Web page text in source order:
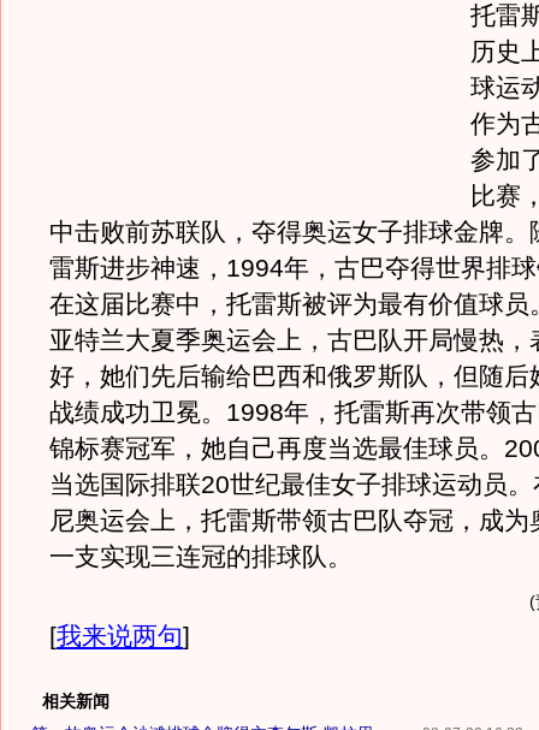
托雷
历史
球运
作为
参加
比赛
中击败前苏联队，夺得奥运女子排球金牌。
雷斯进步神速，1994年，古巴夺得世界排
在这届比赛中，托雷斯被评为最有价值球
亚特兰大夏季奥运会上，古巴队开局慢热，
好，她们先后输给巴西和俄罗斯队，但随后
战绩成功卫冕。1998年，托雷斯再次带领
锦标赛冠军，她自己再度当选最佳球员。
当选国际排联20世纪最佳女子排球运动员
尼奥运会上，托雷斯带领古巴队夺冠，成为
一支实现三连冠的排球队。
(
[我来说两句]
相关新闻